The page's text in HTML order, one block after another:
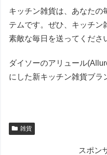
キッチン雑貨は、あなたの
テムです。ぜひ、キッチン
素敵な毎日を送ってくださ
ダイソーのアリュール
にした新キッチン雑貨ブラ
雑貨
スポン